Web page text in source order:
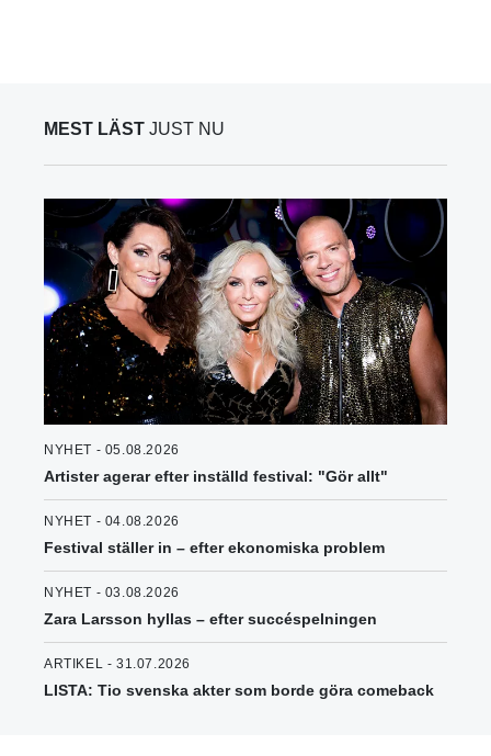
MEST LÄST JUST NU
NYHET - 05.08.2026
Artister agerar efter inställd festival: "Gör allt"
NYHET - 04.08.2026
Festival ställer in – efter ekonomiska problem
NYHET - 03.08.2026
Zara Larsson hyllas – efter succéspelningen
ARTIKEL - 31.07.2026
LISTA: Tio svenska akter som borde göra comeback